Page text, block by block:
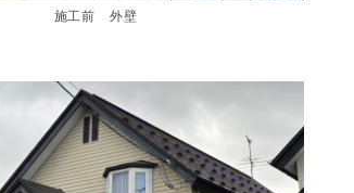
施工前 外壁